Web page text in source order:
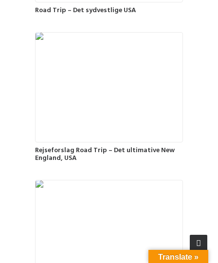
Road Trip – Det sydvestlige USA
Rejseforslag Road Trip – Det ultimative New
England, USA
Translate »